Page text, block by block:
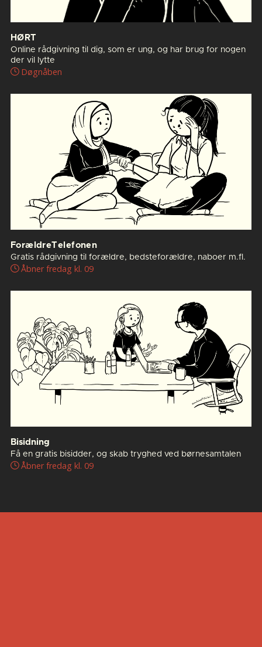
HØRT
Online rådgivning til dig, som er ung, og har brug for nogen
der vil lytte
Døgnåben
ForældreTelefonen
Gratis rådgivning til forældre, bedsteforældre, naboer m.fl.
Åbner fredag kl. 09
Bisidning
Få en gratis bisidder, og skab tryghed ved børnesamtalen
Åbner fredag kl. 09